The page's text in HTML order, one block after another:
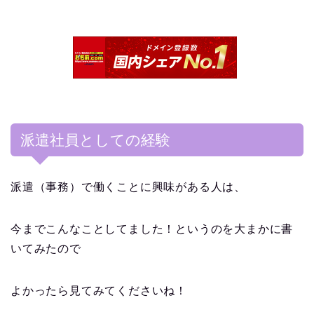
派遣社員としての経験
派遣（事務）で働くことに興味がある人は、
今までこんなことしてました！というのを大まかに書
いてみたので
よかったら見てみてくださいね！